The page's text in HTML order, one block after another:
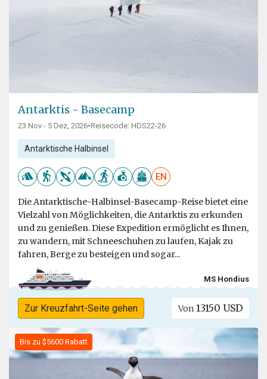
Antarktis - Basecamp
23 Nov - 5 Dez, 2026•Reisecode: HDS22-26
Antarktische Halbinsel
EN
Die Antarktische-Halbinsel-Basecamp-Reise bietet eine
Vielzahl von Möglichkeiten, die Antarktis zu erkunden
und zu genießen. Diese Expedition ermöglicht es Ihnen,
zu wandern, mit Schneeschuhen zu laufen, Kajak zu
fahren, Berge zu besteigen und sogar...
MS Hondius
Zur Kreuzfahrt-Seite gehen Von 13150 USD
Bis zu $5600 Rabatt